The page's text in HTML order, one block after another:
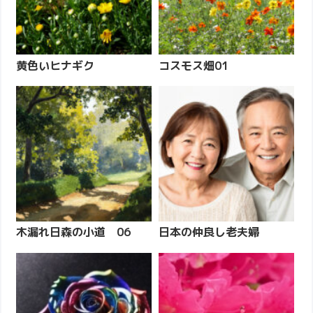
黄色いヒナギク コスモス畑01
木漏れ日森の小道 06 日本の仲良し老夫婦